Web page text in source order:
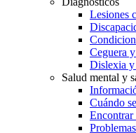
Lesiones
Ceguera
Dislexia y
Salud mental y
Cuándo
Encontrar